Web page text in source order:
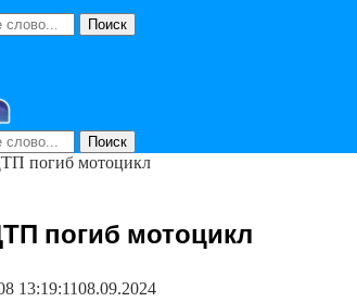
Поиск
Поиск
погиб мотоцикл
погиб мотоцикл
13:19:1108.09.2024